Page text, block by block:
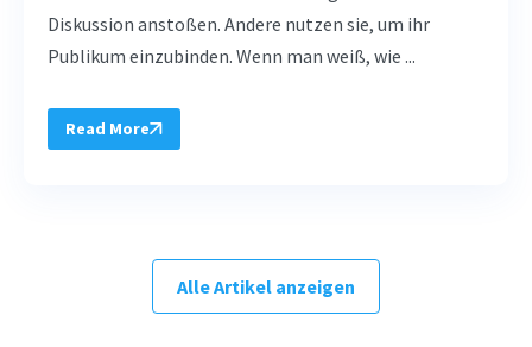
Diskussion anstoßen. Andere nutzen sie, um ihr
Publikum einzubinden. Wenn man weiß, wie ...
Read More
Alle Artikel anzeigen